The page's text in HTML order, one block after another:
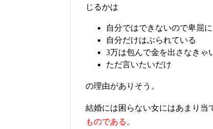
じるかは
自分ではできないので卑屈
自分だけはぶられている
3万は包んで金を出さなきゃ
ただ言いたいだけ
の理由がありそう。
結婚には困らない女にはあまり当
ものである。